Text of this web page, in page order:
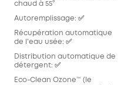
chaud à 55°
Autoremplissage: ✅
Récupération automatique
de l'eau usée: ✅
Distribution automatique de
détergent: ✅
Eco-Clean Ozone™️ (le